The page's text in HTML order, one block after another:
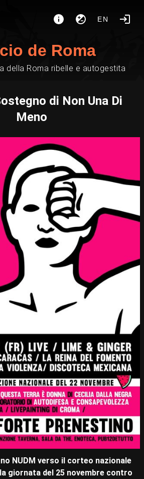
EN
de Roma
della Roma ribelle e autogestita
di Non Una Di
Meno
NUDM verso il corteo nazionale
giornata del 25 novembre contro